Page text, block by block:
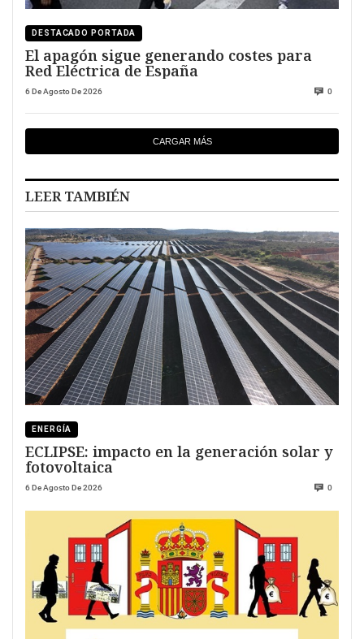
DESTACADO PORTADA
El apagón sigue generando costes para
Red Eléctrica de España
6 De Agosto De 2026 0
CARGAR MÁS
LEER TAMBIÉN
ENERGÍA
ECLIPSE: impacto en la generación solar y
fotovoltaica
6 De Agosto De 2026 0